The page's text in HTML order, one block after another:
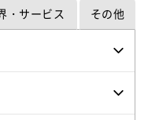
・サービス その他